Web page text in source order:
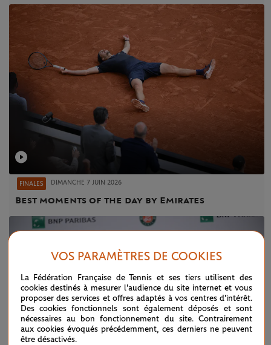
FINALES DIMANCHE 7 JUIN 2026
Best moments of the day by Emirates
VOS PARAMÈTRES DE COOKIES
La Fédération Française de Tennis et ses tiers utilisent des
cookies destinés à mesurer l'audience du site internet et vous
proposer des services et offres adaptés à vos centres d'intérêt.
Des cookies fonctionnels sont également déposés et sont
nécessaires au bon fonctionnement du site. Contrairement
aux cookies évoqués précédemment, ces derniers ne peuvent
être désactivés.